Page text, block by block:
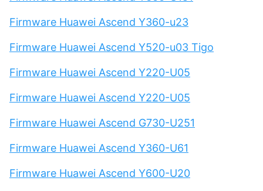
Firmware Huawei Ascend Y360-u23
Firmware Huawei Ascend Y520-u03 Tigo
Firmware Huawei Ascend Y220-U05
Firmware Huawei Ascend Y220-U05
Firmware Huawei Ascend G730-U251
Firmware Huawei Ascend Y360-U61
Firmware Huawei Ascend Y600-U20